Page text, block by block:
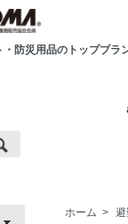
防災用品のトップブラ
ホーム >